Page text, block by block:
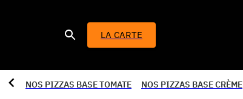
LA CARTE
NOS PIZZAS BASE TOMATE NOS PIZZAS BASE CRÈME